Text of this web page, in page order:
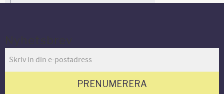
PRENUMERERA